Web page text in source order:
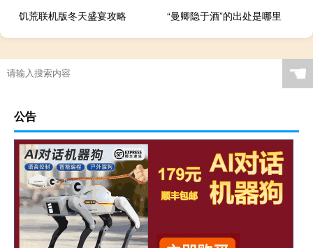
饥荒联机版冬天盛宴攻略
“曼卿隐于酒”的出处是哪里
☚
公告